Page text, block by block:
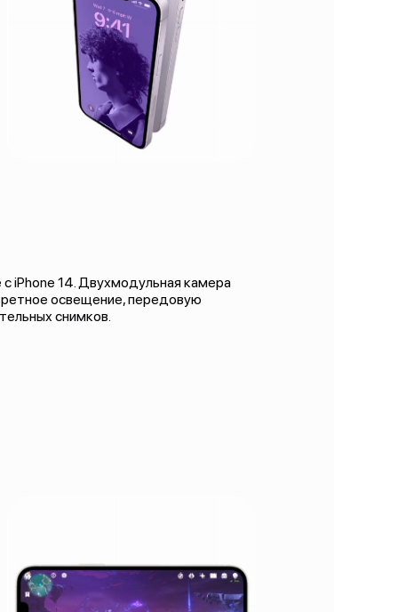
iPhone 14. Двухмодульная камера
освещение, передовую
снимков.